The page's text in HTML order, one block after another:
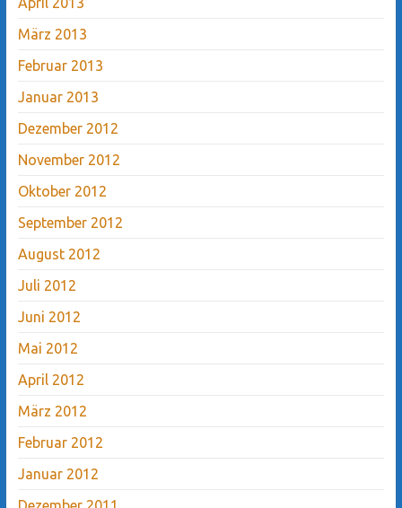
März 2013
Februar 2013
Januar 2013
Dezember 2012
November 2012
Oktober 2012
September 2012
August 2012
Juli 2012
Juni 2012
Mai 2012
April 2012
März 2012
Februar 2012
Januar 2012